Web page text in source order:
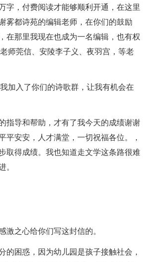
字，付费阅读才能够顺利开通，在这里
雾都诗苑的编辑老师，在你们的鼓励
在那里我现在也成为一名编辑，也有权
师莞信、安陵李子义、夜羽宫，等老
加入了你们的诗歌群，让我有机会在
指导和帮助，才有了我今天的成绩谢谢
安安，人才满堂，一切祝福各位。，
取得成绩。我也知道走文学这条路很难
。
之心给你们写这封信的。
困惑，因为幼儿园是孩子接触社会，